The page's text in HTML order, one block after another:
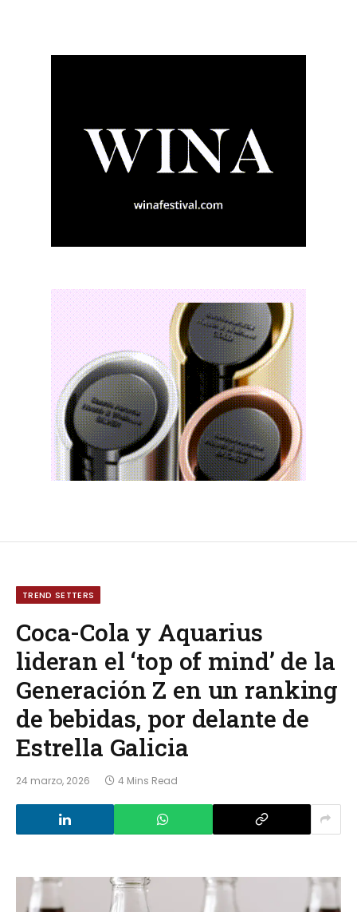
TREND SETTERS
Coca-Cola y Aquarius
lideran el ‘top of mind’ de la
Generación Z en un ranking
de bebidas, por delante de
Estrella Galicia
24 marzo, 2026 4 Mins Read